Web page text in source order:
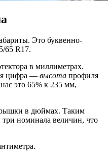
Это буквенно-
65 R17.
в миллиметрах.
цифра — высота профиля
это 65% к 235 мм,
в дюймах. Таким
три номинала величин, что